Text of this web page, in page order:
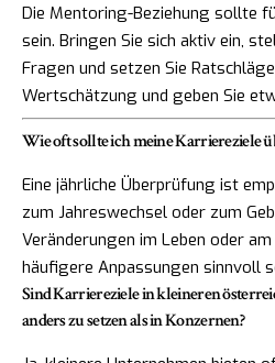
Die Mentoring-Beziehung sollte
sein. Bringen Sie sich aktiv ein,
Fragen und setzen Sie
Wertschätzung und geben Sie
Wie oft sollte ich meine Karriereziele
Eine jährliche Überprüfung ist
zum Jahreswechsel oder zum
Veränderungen im Leben oder
häufigere Anpassungen sinnvoll
Sind Karriereziele in kleineren
anders zu setzen als in Konzernen?